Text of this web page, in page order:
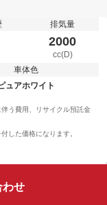
排気量
2000
cc(D)
車体色
ュアホワイト
う費用、リサイクル預託金
した価格になります。
わせ